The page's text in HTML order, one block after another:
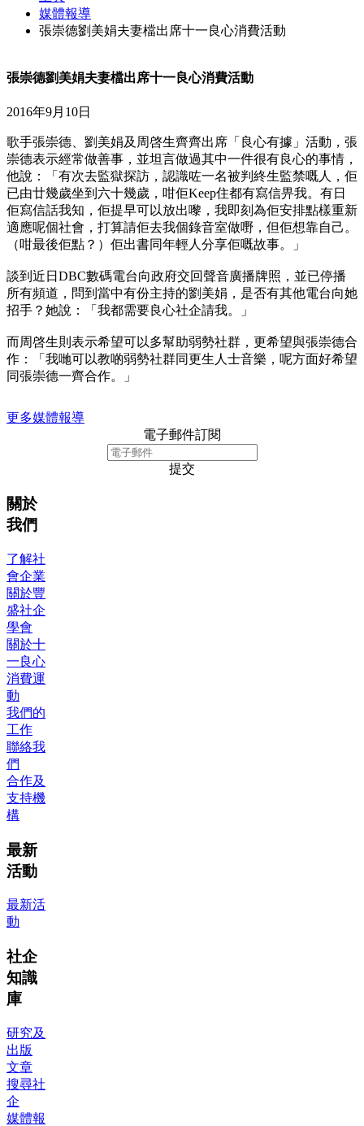
媒體報導
張崇德劉美娟夫妻檔出席十一良心消費活動
張崇德劉美娟夫妻檔出席十一良心消費活動
2016年9月10日
歌手張崇德、劉美娟及周啓生齊齊出席「良心有據」活動，張
崇德表示經常做善事，並坦言做過其中一件很有良心的事情，
他說：「有次去監獄探訪，認識咗一名被判終生監禁嘅人，佢
已由廿幾歲坐到六十幾歲，咁佢Keep住都有寫信畀我。有日
佢寫信話我知，佢提早可以放出嚟，我即刻為佢安排點樣重新
適應呢個社會，打算請佢去我個錄音室做嘢，但佢想靠自己。
（咁最後佢點？）佢出書同年輕人分享佢嘅故事。」
談到近日DBC數碼電台向政府交回聲音廣播牌照，並已停播
所有頻道，問到當中有份主持的劉美娟，是否有其他電台向她
招手？她說：「我都需要良心社企請我。」
而周啓生則表示希望可以多幫助弱勢社群，更希望與張崇德合
作：「我哋可以教啲弱勢社群同更生人士音樂，呢方面好希望
同張崇德一齊合作。」
更多媒體報導
電子郵件訂閱
提交
關於
我們
了解社
會企業
關於豐
盛社企
學會
關於十
一良心
消費運
動
我們的
工作
聯絡我
們
合作及
支持機
構
最新
活動
最新活
動
社企
知識
庫
研究及
出版
文章
搜尋社
企
媒體報